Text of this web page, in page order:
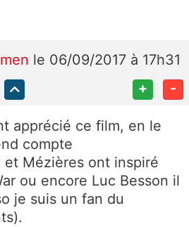
le 06/09/2017 à 17h31
+ -
apprécié ce film, en le
compte
Mézières ont inspiré
ou encore Luc Besson il
je suis un fan du